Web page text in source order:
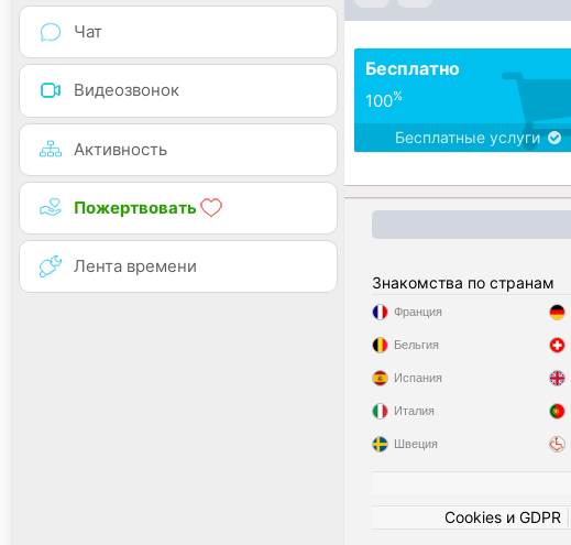
Чат
Видеозвонок
Активность
Пожертвовать
Лента времени
Бесплатно
100%
Бесплатные услуги
Знакомства по странам
Франция
Бельгия
Испания
Италия
Швеция
Cookies и GDPR